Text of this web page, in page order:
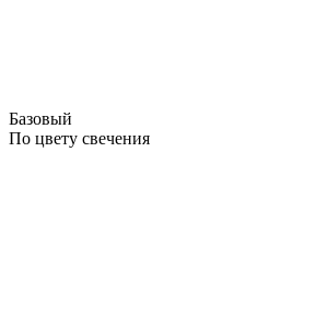
Базовый
По цвету свечения